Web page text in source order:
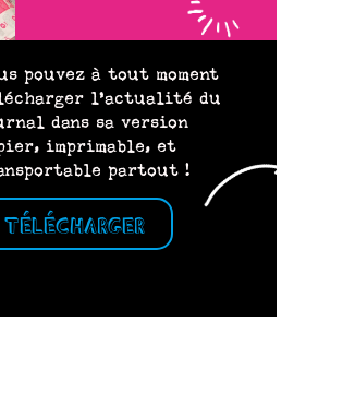
pouvez à tout moment
l’actualité du
dans sa version
imprimable, et
partout !
TÉLÉCHARGER